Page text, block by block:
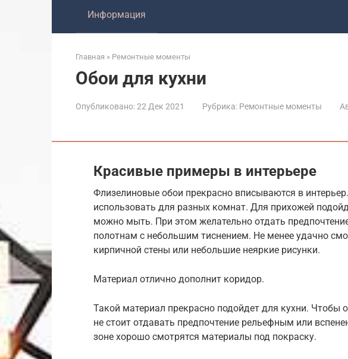
Информация
Главная » Ремонтные моменты
Обои для кухни
Опубликовано:22 Дек 2021 Рубрика: Ремонтные моменты
Красивые примеры в интерьере
Флизелиновые обои прекрасно вписываются в
использовать для разных комнат. Для прихожей
можно мыть. При этом желательно отдать
полотнам с небольшим тиснением. Не менее удачно
кирпичной стены или небольшие неяркие рисунки.
Материал отлично дополнит коридор.
Такой материал прекрасно подойдет для кухни. Чтобы
не стоит отдавать предпочтение рельефным или
зоне хорошо смотрятся материалы под покраску.